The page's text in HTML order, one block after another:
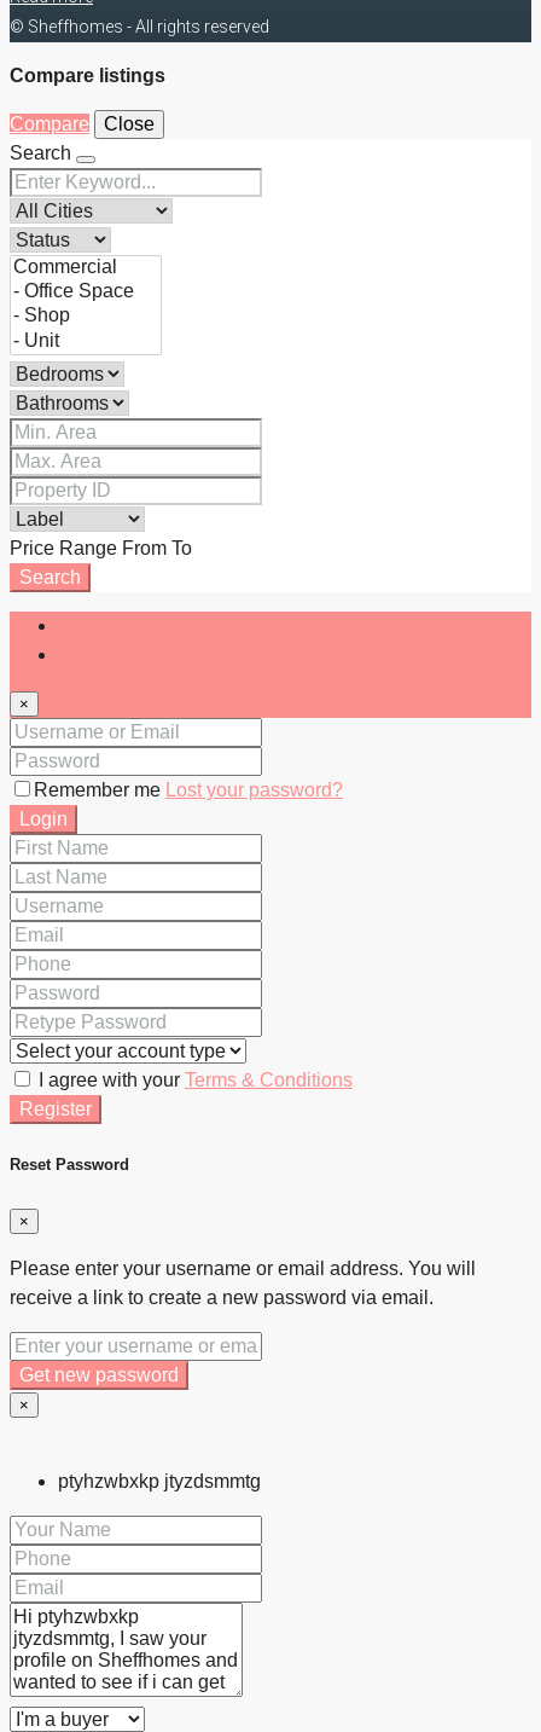
© Sheffhomes - All rights reserved
Compare listings
Compare
Close
Search
Price Range From To
Search
×
Remember me Lost your password?
Login
I agree with your Terms & Conditions
Register
Reset Password
×
Please enter your username or email address. You will
receive a link to create a new password via email.
Get new password
×
ptyhzwbxkp jtyzdsmmtg